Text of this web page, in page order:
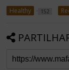
Healthy 152